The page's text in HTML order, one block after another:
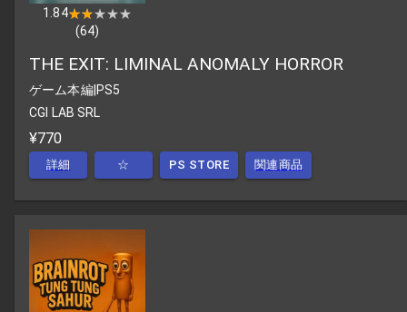
1.84★★★★★
★★★★★
(64)
THE EXIT: LIMINAL ANOMALY HORROR
ゲーム本編| PS5
CGI LAB SRL
¥770
詳細 ☆ PS STORE 関連商品